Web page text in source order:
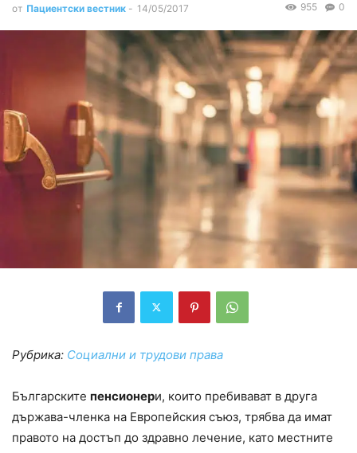
от Пациентски вестник - 14/05/2017 0
955
Рубрика: Социални и трудови права
Българските пенсионери, които пребивават в друга
държава-членка на Европейския съюз, трябва да имат
правото на достъп до здравно лечение, като местните